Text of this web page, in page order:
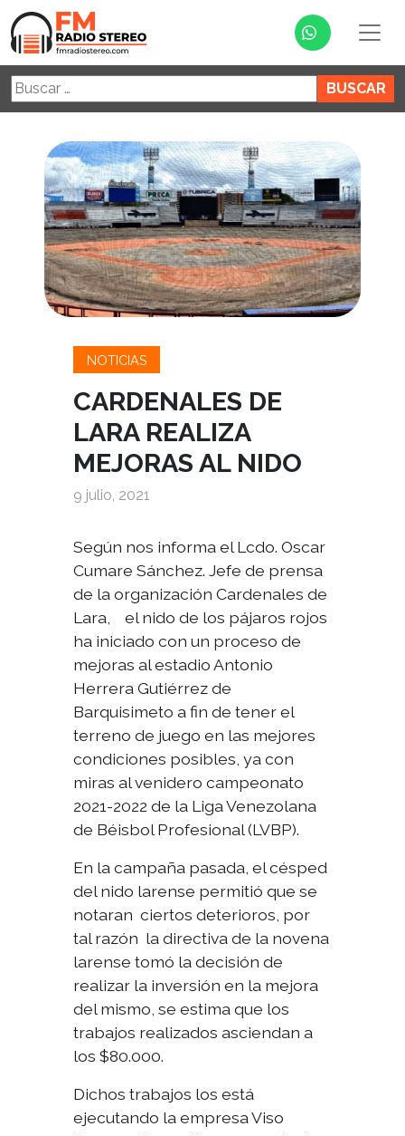
Buscar:
NOTICIAS
CARDENALES DE
LARA REALIZA
MEJORAS AL NIDO
9 julio, 2021
Según nos informa el Lcdo. Oscar
Cumare Sánchez. Jefe de prensa
de la organización Cardenales de
Lara, el nido de los pájaros rojos
ha iniciado con un proceso de
mejoras al estadio Antonio
Herrera Gutiérrez de
Barquisimeto a fin de tener el
terreno de juego en las mejores
condiciones posibles, ya con
miras al venidero campeonato
2021-2022 de la Liga Venezolana
de Béisbol Profesional (LVBP).
En la campaña pasada, el césped
del nido larense permitió que se
notaran ciertos deterioros, por
tal razón la directiva de la novena
larense tomó la decisión de
realizar la inversión en la mejora
del mismo, se estima que los
trabajos realizados asciendan a
los $80.000.
Dichos trabajos los está
ejecutando la empresa Viso